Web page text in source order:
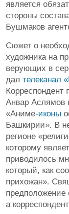
является
стороны
Бушмаков
Сюжет о
художника на
верующих в
дал телеканал
Корреспондент
Анвар Аслямов
«Аниме-иконы
Башкирии». В
регионе
которому
приводилось
который, как
прихожан».
предположение
а